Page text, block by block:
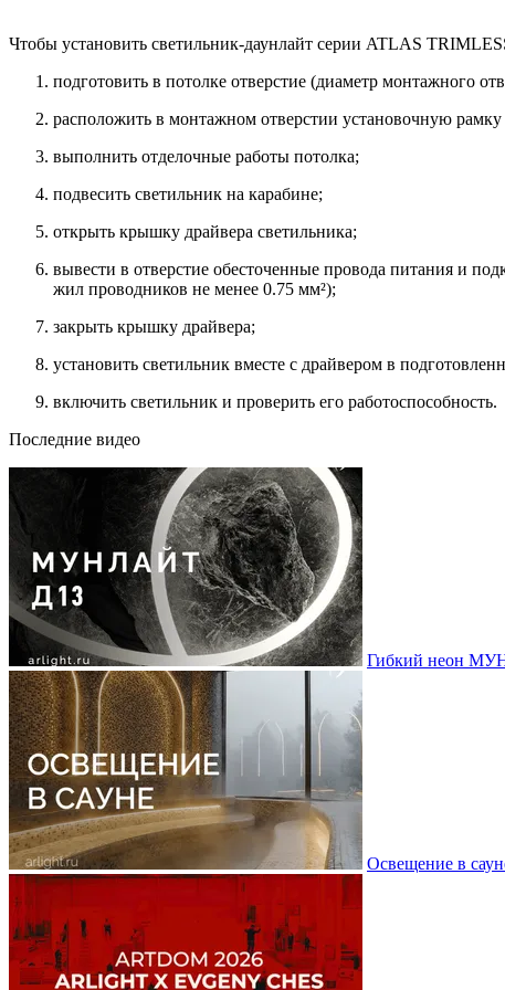
Чтобы установить светильник-даунлайт серии ATLAS
подготовить в потолке отверстие (диаметр монтажного
расположить в монтажном отверстии установочную
выполнить отделочные работы потолка;
подвесить светильник на карабине;
открыть крышку драйвера светильника;
вывести в отверстие обесточенные провода питания и
жил проводников не менее 0.75 мм²);
закрыть крышку драйвера;
установить светильник вместе с драйвером в
включить светильник и проверить его работоспособность.
Последние видео
Гибкий неон
Освещение в